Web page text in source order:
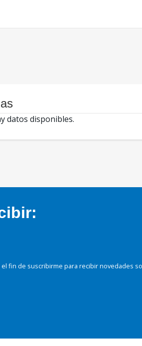
datos disponibles.
fin de suscribirme para recibir novedades